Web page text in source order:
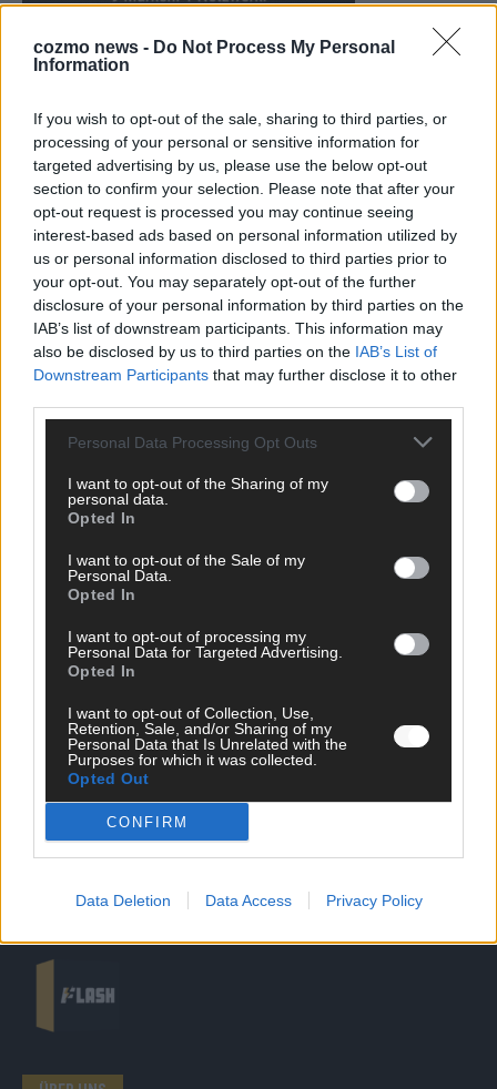
cozmo news - Do Not Process My Personal
Information
If you wish to opt-out of the sale, sharing to third parties, or
processing of your personal or sensitive information for
targeted advertising by us, please use the below opt-out
section to confirm your selection. Please note that after your
opt-out request is processed you may continue seeing
interest-based ads based on personal information utilized by
us or personal information disclosed to third parties prior to
your opt-out. You may separately opt-out of the further
disclosure of your personal information by third parties on the
IAB’s list of downstream participants. This information may
also be disclosed by us to third parties on the IAB’s List of
Downstream Participants that may further disclose it to other
Personal Data Processing Opt Outs
I want to opt-out of the Sharing of my
personal data.
Opted In
I want to opt-out of the Sale of my
Personal Data.
Opted In
I want to opt-out of processing my
Personal Data for Targeted Advertising.
Opted In
I want to opt-out of Collection, Use,
Retention, Sale, and/or Sharing of my
Personal Data that Is Unrelated with the
Purposes for which it was collected.
Opted Out
CONFIRM
Data Deletion Data Access Privacy Policy
ANZEIGE
SCHNELL ZUM RESSORT
Nachrichten
Wirtschaft
Ratgeber
Wissen
Kommentar
Streams & Storys
Eurovision
FLASH – DAS VIDEOPORTAL